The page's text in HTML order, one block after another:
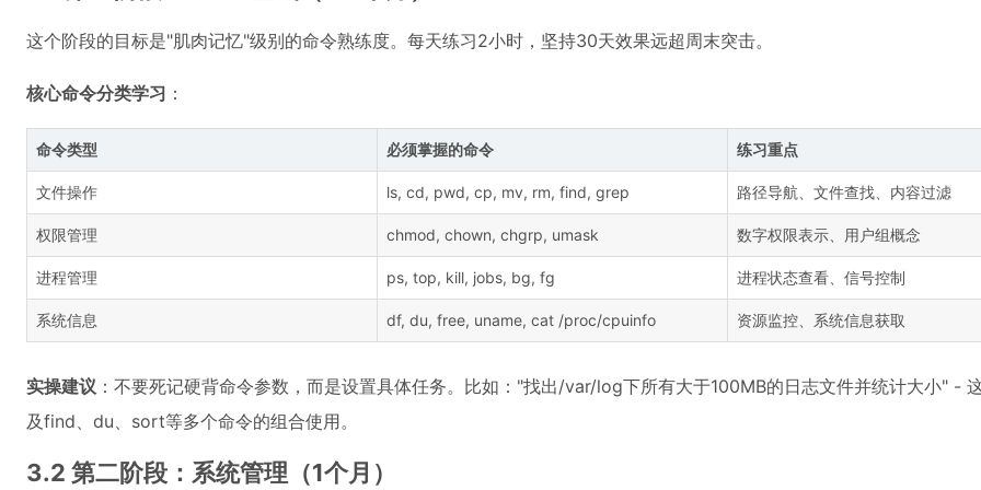
这个阶段的目标是"肌肉记忆"级别的命令熟练度。每天练习2小时，坚持30天效果远超周末突击。
核心命令分类学习 ：
命令类型 必须掌握的命令 练习重点
文件操作 ls, cd, pwd, cp, mv, rm, find, grep 路径导航、文件查找、内容过滤
权限管理 chmod, chown, chgrp, umask 数字权限表示、用户组概念
进程管理 ps, top, kill, jobs, bg, fg 进程状态查看、信号控制
系统信息 df, du, free, uname, cat /proc/cpuinfo 资源监控、系统信息获取
实操建议 ：不要死记硬背命令参数，而是设置具体任务。比如："找出/var/log下所有大于100MB的日志文件并统计大小" -
及find、du、sort等多个命令的组合使用。
3.2 第二阶段：系统管理（1个月）